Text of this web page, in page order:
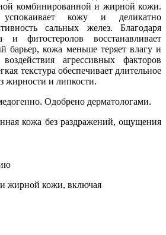
комбинированной и жирной кожи.
кожу и деликатно
сальных желез. Благодаря
и фитостеролов восстанавливает
барьер, кожа меньше теряет влагу и
агрессивных факторов
текстура обеспечивает длительное
жирности и липкости.
Одобрено дерматологами.
кожа без раздражений, ощущения
жирной кожи, включая